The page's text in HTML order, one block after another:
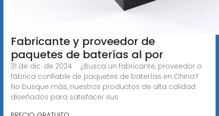
Fabricante y proveedor de
paquetes de baterías al por
31 de dic. de 2024 · ¿Busca un fabricante, proveedor o
fábrica confiable de paquetes de baterías en China?
No busque más, nuestros productos de alta calidad
diseñados para satisfacer sus